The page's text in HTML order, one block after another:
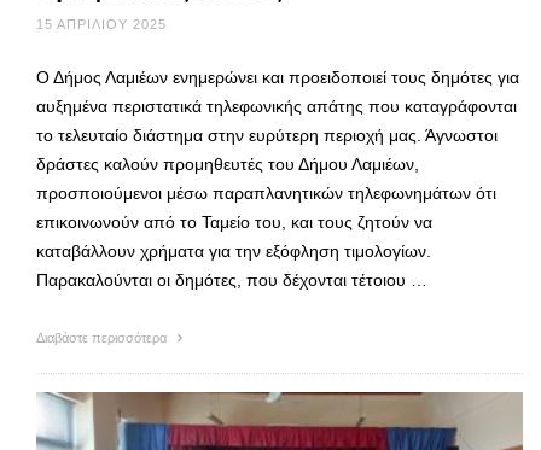
15 ΑΠΡΙΛΊΟΥ 2025
Ο Δήμος Λαμιέων ενημερώνει και προειδοποιεί τους δημότες για
αυξημένα περιστατικά τηλεφωνικής απάτης που καταγράφονται
το τελευταίο διάστημα στην ευρύτερη περιοχή μας. Άγνωστοι
δράστες καλούν προμηθευτές του Δήμου Λαμιέων,
προσποιούμενοι μέσω παραπλανητικών τηλεφωνημάτων ότι
επικοινωνούν από το Ταμείο του, και τους ζητούν να
καταβάλλουν χρήματα για την εξόφληση τιμολογίων.
Παρακαλούνται οι δημότες, που δέχονται τέτοιου …
Διαβάστε περισσότερα